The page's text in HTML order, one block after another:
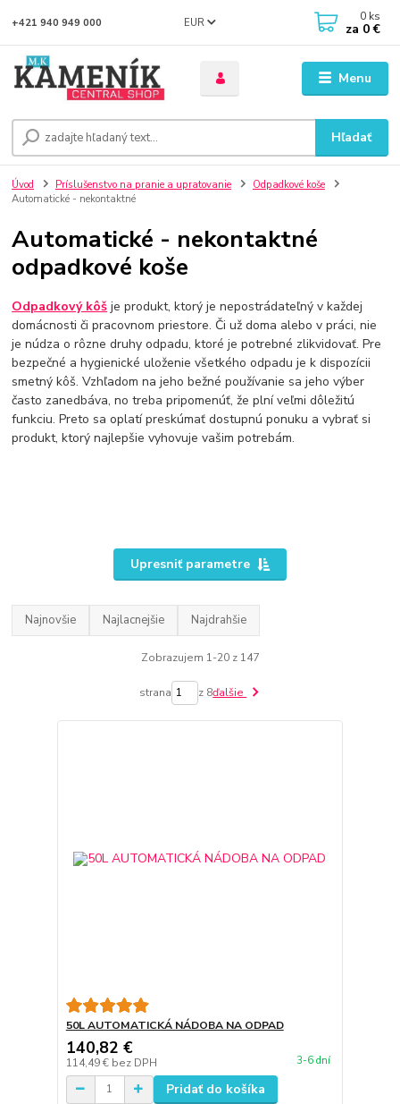
Menu
EUR
Hľadať
+421 940 949 000 0 ks
za 0 €
Úvod Príslušenstvo na pranie a upratovanie
Odpadkové koše
Automatické - nekontaktné
Automatické - nekontaktné
odpadkové koše
Odpadkový kôš je produkt, ktorý je nepostrádateľný v každej
domácnosti či pracovnom priestore. Či už doma alebo v práci, nie
je núdza o rôzne druhy odpadu, ktoré je potrebné zlikvidovať. Pre
bezpečné a hygienické uloženie všetkého odpadu je k dispozícii
smetný kôš. Vzhľadom na jeho bežné používanie sa jeho výber
často zanedbáva, no treba pripomenúť, že plní veľmi dôležitú
funkciu. Preto sa oplatí preskúmať dostupnú ponuku a vybrať si
produkt, ktorý najlepšie vyhovuje vašim potrebám.
Upresniť parametre
Najnovšie Najlacnejšie Najdrahšie
Zobrazujem 1-20 z 147
strana z 8ďalšie
50L AUTOMATICKÁ NÁDOBA NA ODPAD
140,82 €
114,49 € bez DPH 3-6 dní
Pridať do košíka